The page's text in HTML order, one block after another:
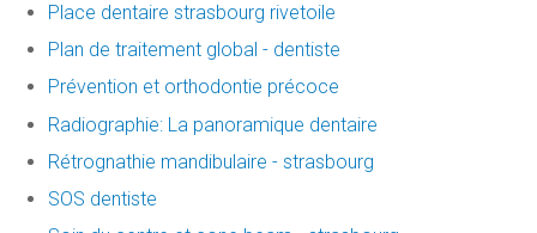
Place dentaire strasbourg rivetoile
Plan de traitement global - dentiste
Prévention et orthodontie précoce
Radiographie: La panoramique dentaire
Rétrognathie mandibulaire - strasbourg
SOS dentiste